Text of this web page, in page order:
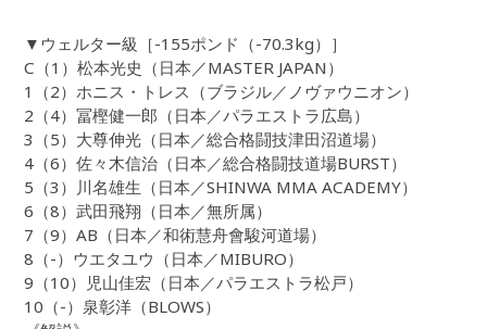
▼ウェルター級［-155ポンド（-70.3kg）］
C（1）松本光史（日本／MASTER JAPAN）
1（2）ホニス・トレス（ブラジル／ノヴァウニオン）
2（4）冨樫健一郎（日本／パラエストラ広島）
3（5）大尊伸光（日本／総合格闘技津田沼道場）
4（6）佐々木信治（日本／総合格闘技道場BURST）
5（3）川名雄生（日本／SHINWA MMA ACADEMY）
6（8）武田飛翔（日本／無所属）
7（9）AB（日本／和術慧舟會駿河道場）
8（-）ウエタユウ（日本／MIBURO）
9（10）児山佳宏（日本／パラエストラ松戸）
10（-）泉彰洋（BLOWS）